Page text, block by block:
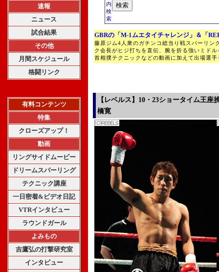
速報
ニュース
試合結果
その他
月間スケジュール
格闘リンク
有料コンテンツ
特集
クローズアップ！
動画
リングサイドムービー
ドリームスパーリング
テクニック講座
一日密着&ビデオ日記
VTRインタビュー
ラウンドガール
よみもの
吉鷹弘の打撃研究室
インタビュー
内
検
索
GBRの「M-1ムエタイチャレンジ」＆「
藤原ジム4人衆のガチンコ総当り戦スパーリン
ク会長がヒジ打ちを直伝、腕を折る強いミド
首相撲テクニックなどの動画に加えて出場選
【レベルス】10・23ショータイム王座
橋寛